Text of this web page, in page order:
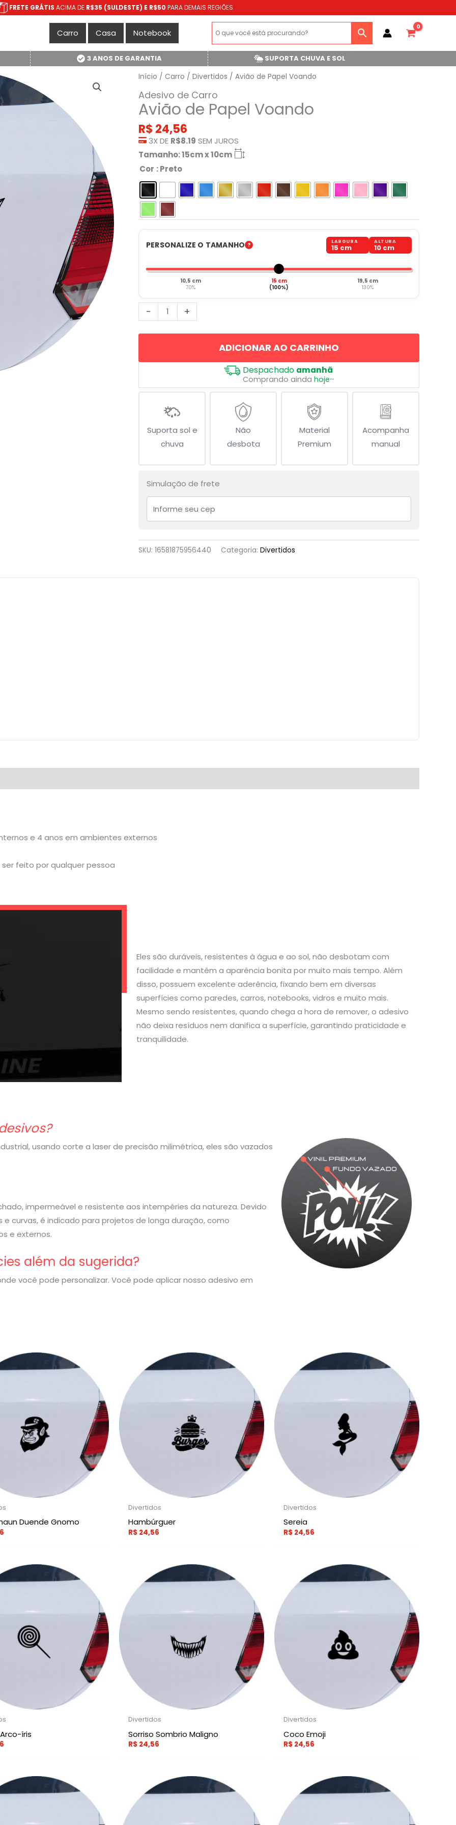
FRETE GRÁTIS ACIMA DE R$35 (SULDESTE) E R$50 PARA DEMAIS REGIÕES
Carro Casa Notebook
3 ANOS DE GARANTIA
SUPORTA CHUVA E SOL
Início / Carro / Divertidos / Avião de Papel Voando
Adesivo de Carro
Avião de Papel Voando
R$ 24,56
3X DE R$8.19 SEM JUROS
Tamanho: 15cm x 10cm
Cor : Preto
PERSONALIZE O TAMANHO LARGURA
15 cm
ALTURA
10 cm
10,5 cm
70%
15 cm
(100%)
19,5 cm
130%
-
Avião
de
Papel
quantidade
+
ADICIONAR AO CARRINHO
Despachado amanhã
Comprando ainda hoje**
Suporta sol e
chuva
Não
desbota
Material
Premium
Acompanha
manual
Simulação de frete
SKU: 16581875956440 Categoria: Divertidos
e 4 anos em ambientes externos
feito por qualquer pessoa
Eles são duráveis, resistentes à água e ao sol, não desbotam com
facilidade e mantêm a aparência bonita por muito mais tempo. Além
disso, possuem excelente aderência, fixando bem em diversas
superfícies como paredes, carros, notebooks, vidros e muito mais.
Mesmo sendo resistentes, quando chega a hora de remover, o adesivo
não deixa resíduos nem danifica a superfície, garantindo praticidade e
tranquilidade.
usando corte a laser de precisão milimétrica, eles são vazados
impermeável e resistente aos intempéries da natureza. Devido
curvas, é indicado para projetos de longa duração, como
e externos.
além da sugerida?
você pode personalizar. Você pode aplicar nosso adesivo em
Duende Gnomo
Divertidos
Hambúrguer
R$ 24,56
Divertidos
Sereia
R$ 24,56
íris
Divertidos
Sorriso Sombrio Maligno
R$ 24,56
Divertidos
Coco Emoji
R$ 24,56